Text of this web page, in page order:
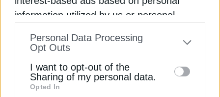
information utilized by us or personal
to your opt-out. You may separately opt-out
information by third parties on the IAB’s list
of downstream participants. This
Personal Data Processing
Opt Outs
I want to opt-out of the
Sharing of my personal data.
Opted In
ΥΠΟΔΟΜΕΣ
Εγκαίνια του τμήματος Καλαμπάκα –